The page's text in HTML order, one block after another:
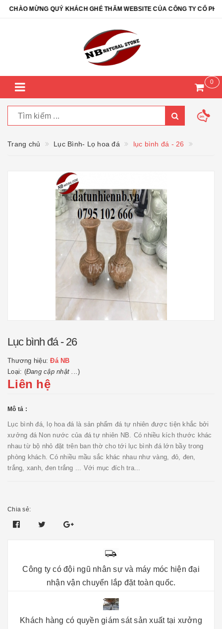
MỪNG QUÝ KHÁCH GHÉ THĂM WEBSITE CỦA CÔNG TY CỔ
0
Trang chủ Lục Bình- Lọ hoa đá lục bình đá - 26
Lục bình đá - 26
Thương hiệu:Đá NB
Loại: (Đang cập nhật ...)
Liên hệ
Mô tả :
Lục bình đá, lọ hoa đá là sản phẩm đá tự nhiên được tiện khắc bởi
xưởng đá Non nước của đá tự nhiên NB. Có nhiều kích thước khác
nhau từ bộ nhỏ đặt trên ban thờ cho tới lục bình đá lớn bầy trong
phòng khách. Có nhiều mầu sắc khác nhau như vàng, đỏ, đen,
trắng, xanh, đen trắng ... Với mục đích tra...
Chia sẻ:
Công ty có đội ngũ nhân sự và máy móc hiện đại
nhận vận chuyển lắp đặt toàn quốc.
Khách hàng có quyền giám sát sản xuất tại xưởng